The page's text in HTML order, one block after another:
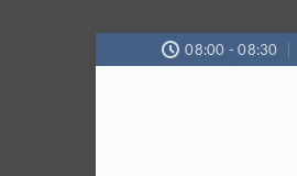
qua
08:00 - 08:30